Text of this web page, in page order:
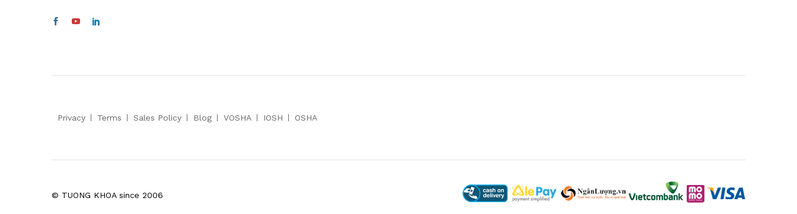
Privacy Terms Sales Policy Blog VOSHA IOSH OSHA
© TUONG KHOA since 2006